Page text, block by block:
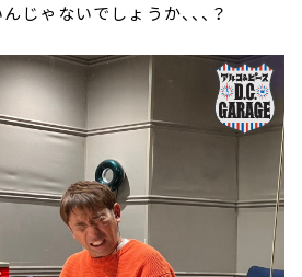
じゃないでしょうか、、、？